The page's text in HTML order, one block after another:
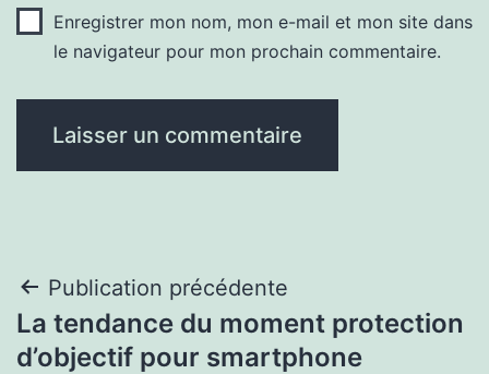
Enregistrer mon nom, mon e-mail et mon site dans
le navigateur pour mon prochain commentaire.
Navigation
de
Publication précédente
La tendance du moment protection
d’objectif pour smartphone